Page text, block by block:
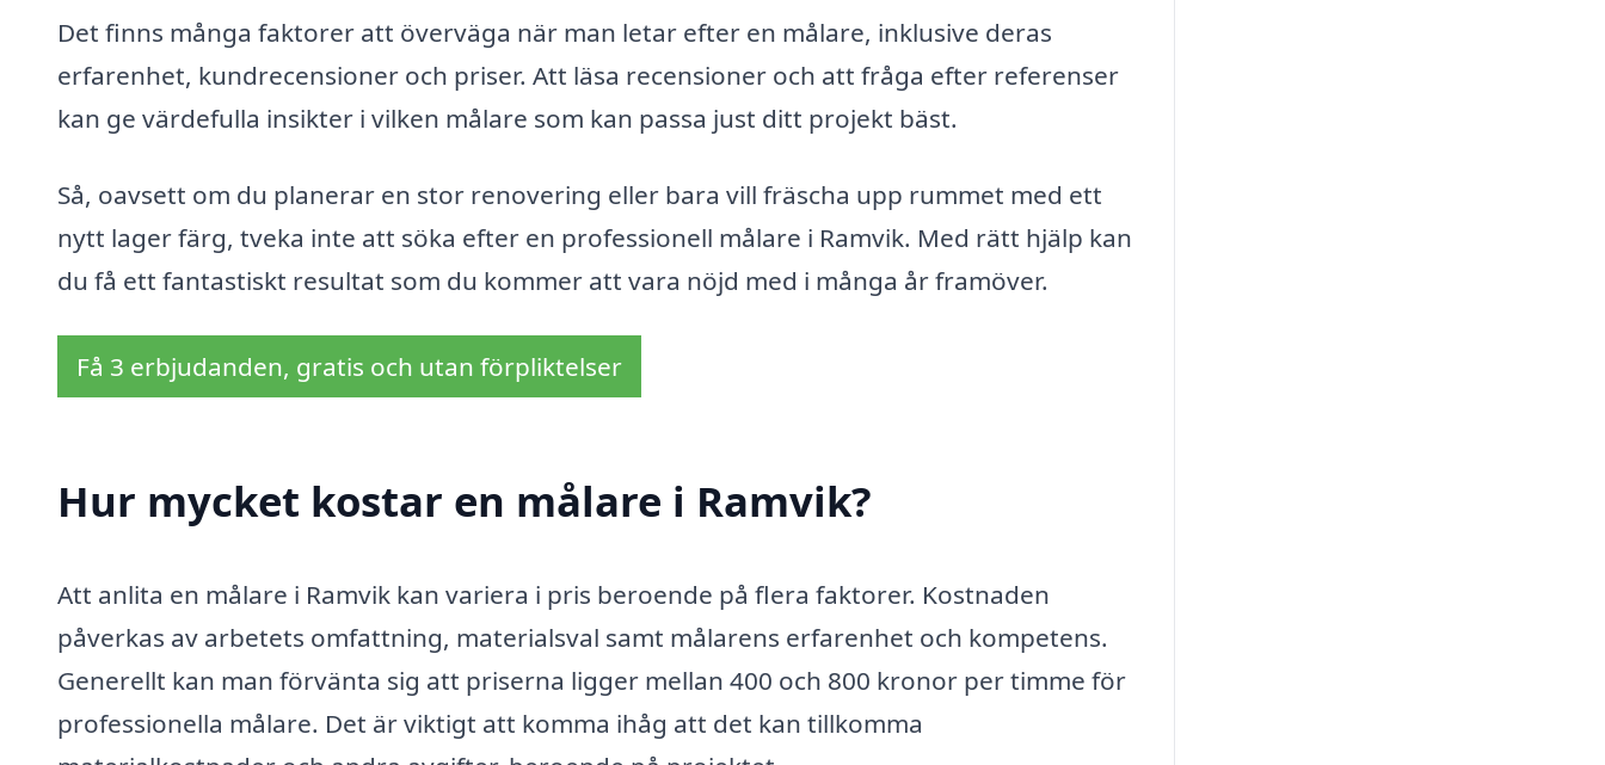
Det finns många faktorer att överväga när man letar efter en målare, inklusive deras
erfarenhet, kundrecensioner och priser. Att läsa recensioner och att fråga efter referenser
kan ge värdefulla insikter i vilken målare som kan passa just ditt projekt bäst.
Så, oavsett om du planerar en stor renovering eller bara vill fräscha upp rummet med ett
nytt lager färg, tveka inte att söka efter en professionell målare i Ramvik. Med rätt hjälp kan
du få ett fantastiskt resultat som du kommer att vara nöjd med i många år framöver.
Få 3 erbjudanden, gratis och utan förpliktelser
Hur mycket kostar en målare i Ramvik?
Att anlita en målare i Ramvik kan variera i pris beroende på flera faktorer. Kostnaden
påverkas av arbetets omfattning, materialsval samt målarens erfarenhet och kompetens.
Generellt kan man förvänta sig att priserna ligger mellan 400 och 800 kronor per timme för
professionella målare. Det är viktigt att komma ihåg att det kan tillkomma